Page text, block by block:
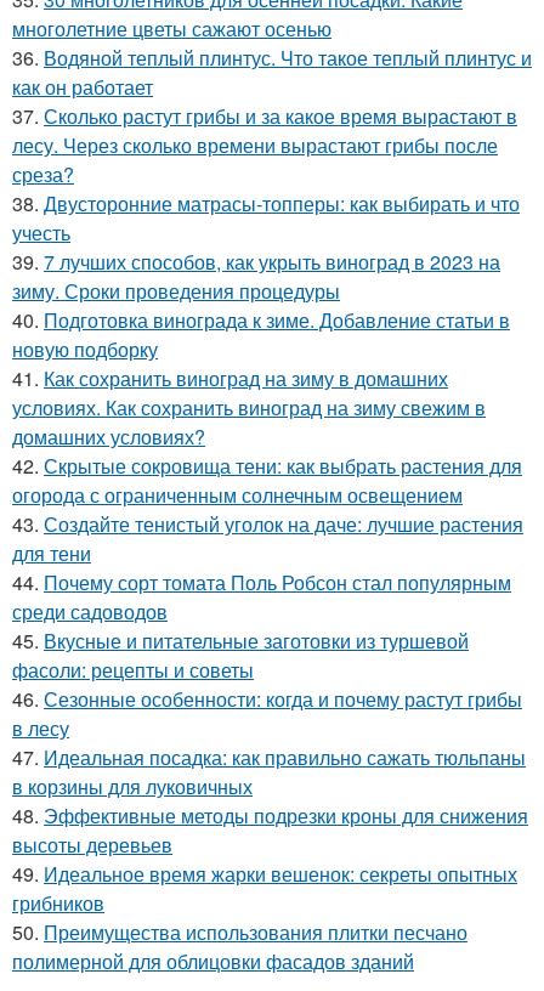
многолетние цветы сажают осенью
36. Водяной теплый плинтус. Что такое теплый плинтус и
как он работает
37. Сколько растут грибы и за какое время вырастают в
лесу. Через сколько времени вырастают грибы после
среза?
38. Двусторонние матрасы-топперы: как выбирать и что
учесть
39. 7 лучших способов, как укрыть виноград в 2023 на
зиму. Сроки проведения процедуры
40. Подготовка винограда к зиме. Добавление статьи в
новую подборку
41. Как сохранить виноград на зиму в домашних
условиях. Как сохранить виноград на зиму свежим в
домашних условиях?
42. Скрытые сокровища тени: как выбрать растения для
огорода с ограниченным солнечным освещением
43. Создайте тенистый уголок на даче: лучшие растения
для тени
44. Почему сорт томата Поль Робсон стал популярным
среди садоводов
45. Вкусные и питательные заготовки из туршевой
фасоли: рецепты и советы
46. Сезонные особенности: когда и почему растут грибы
в лесу
47. Идеальная посадка: как правильно сажать тюльпаны
в корзины для луковичных
48. Эффективные методы подрезки кроны для снижения
высоты деревьев
49. Идеальное время жарки вешенок: секреты опытных
грибников
50. Преимущества использования плитки песчано
полимерной для облицовки фасадов зданий